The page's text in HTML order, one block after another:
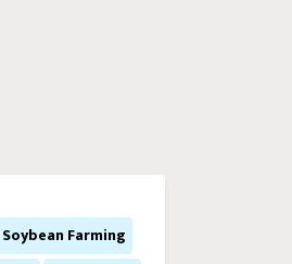
Soybean Farming